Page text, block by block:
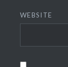
WEBSITE